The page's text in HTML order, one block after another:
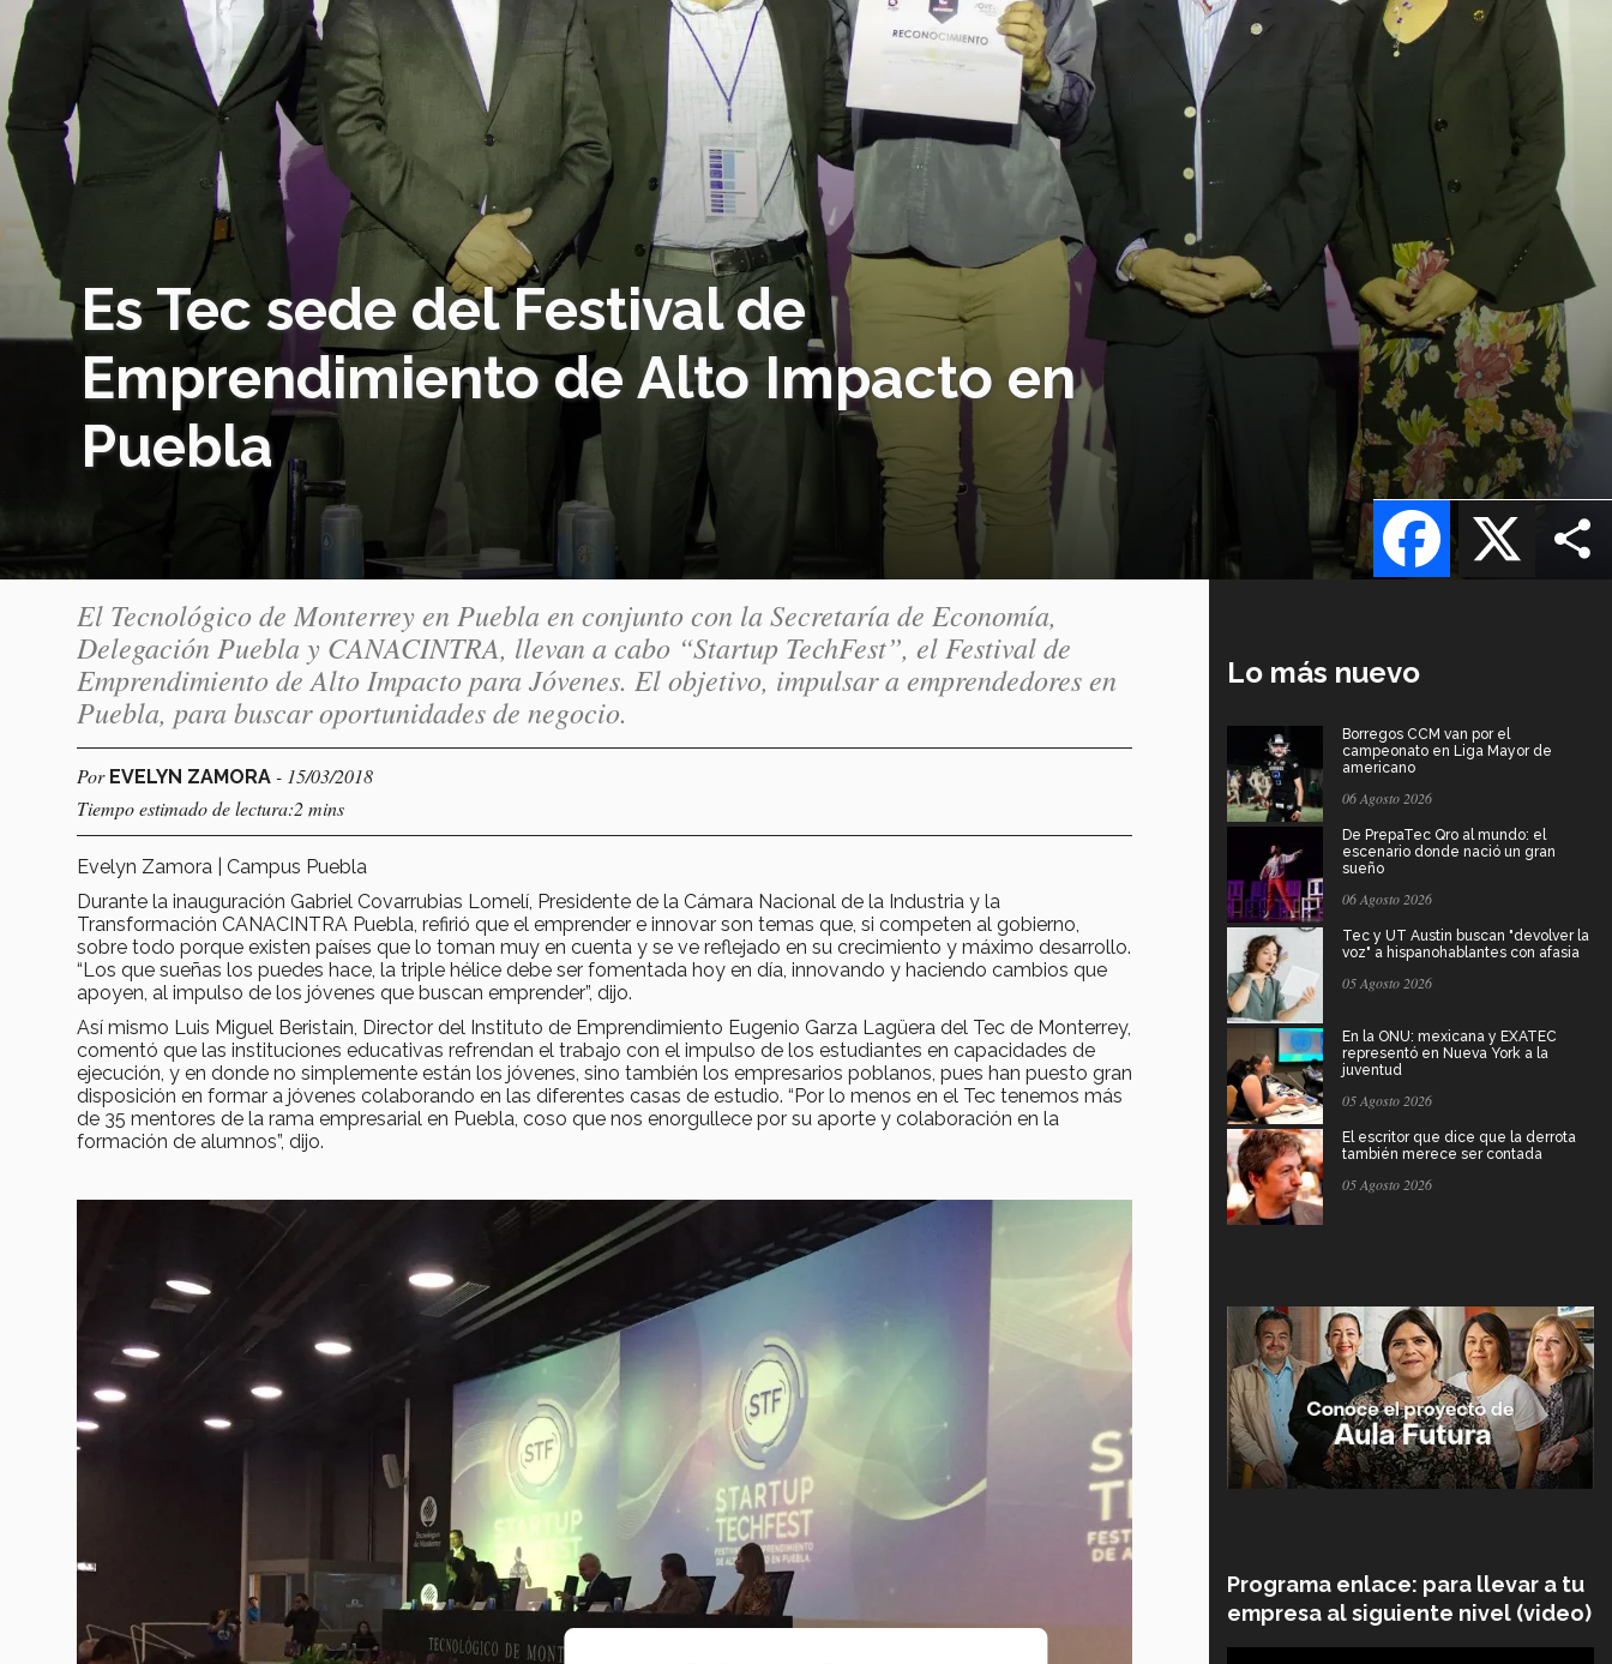
Es Tec sede del Festival de
Emprendimiento de Alto Impacto en
Puebla
X
Facebook
El Tecnológico de Monterrey en Puebla en conjunto con la Secretaría de Economía,
Delegación Puebla y CANACINTRA, llevan a cabo “Startup TechFest”, el Festival de
Emprendimiento de Alto Impacto para Jóvenes. El objetivo, impulsar a emprendedores en
Puebla, para buscar oportunidades de negocio.
Por EVELYN ZAMORA - 15/03/2018
Tiempo estimado de lectura:2 mins
Evelyn Zamora | Campus Puebla
Durante la inauguración Gabriel Covarrubias Lomelí, Presidente de la Cámara Nacional de la Industria y la
Transformación CANACINTRA Puebla, refirió que el emprender e innovar son temas que, si competen al gobierno,
sobre todo porque existen países que lo toman muy en cuenta y se ve reflejado en su crecimiento y máximo desarrollo.
“Los que sueñas los puedes hace, la triple hélice debe ser fomentada hoy en día, innovando y haciendo cambios que
apoyen, al impulso de los jóvenes que buscan emprender”, dijo.
Así mismo Luis Miguel Beristain, Director del Instituto de Emprendimiento Eugenio Garza Lagüera del Tec de Monterrey,
comentó que las instituciones educativas refrendan el trabajo con el impulso de los estudiantes en capacidades de
ejecución, y en donde no simplemente están los jóvenes, sino también los empresarios poblanos, pues han puesto gran
disposición en formar a jóvenes colaborando en las diferentes casas de estudio. “Por lo menos en el Tec tenemos más
de 35 mentores de la rama empresarial en Puebla, coso que nos enorgullece por su aporte y colaboración en la
formación de alumnos”, dijo.
Lo más nuevo
Borregos CCM van por el
campeonato en Liga Mayor de
americano
06 Agosto 2026
De PrepaTec Qro al mundo: el
escenario donde nació un gran
sueño
06 Agosto 2026
Tec y UT Austin buscan "devolver la
voz" a hispanohablantes con afasia
05 Agosto 2026
En la ONU: mexicana y EXATEC
representó en Nueva York a la
juventud
05 Agosto 2026
El escritor que dice que la derrota
también merece ser contada
05 Agosto 2026
Programa enlace: para llevar a tu
empresa al siguiente nivel (video)